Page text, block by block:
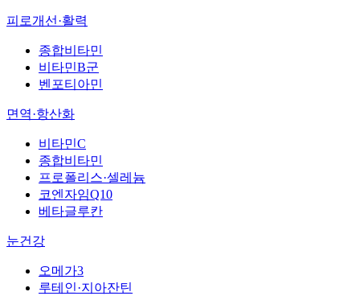
피로개선·활력
종합비타민
비타민B군
벤포티아민
면역·항산화
비타민C
종합비타민
프로폴리스·셀레늄
코엔자임Q10
베타글루칸
눈건강
오메가3
루테인·지아잔틴